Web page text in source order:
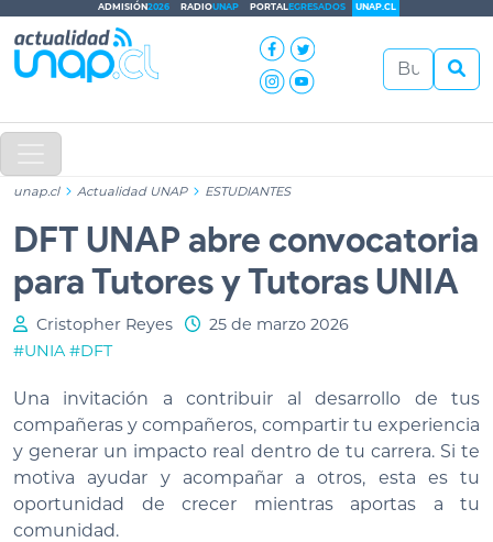
ADMISIÓN2026 RADIOUNAP PORTALEGRESADOS UNAP.CL
unap.cl Actualidad UNAP ESTUDIANTES
DFT UNAP abre convocatoria
para Tutores y Tutoras UNIA
Cristopher Reyes
25 de marzo 2026
#UNIA #DFT
Una invitación a contribuir al desarrollo de tus
compañeras y compañeros, compartir tu experiencia
y generar un impacto real dentro de tu carrera. Si te
motiva ayudar y acompañar a otros, esta es tu
oportunidad de crecer mientras aportas a tu
comunidad.